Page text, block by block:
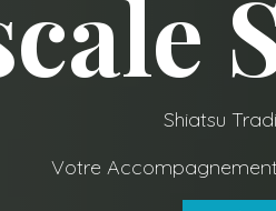
Shiatsu
Votre